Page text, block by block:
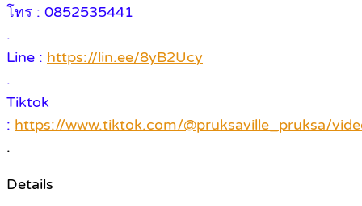
โทร : 0852535441
.
Line : https://lin.ee/8yB2Ucy
.
Tiktok
: https://www.tiktok.com/@pruksaville_pruksa/
.
Details